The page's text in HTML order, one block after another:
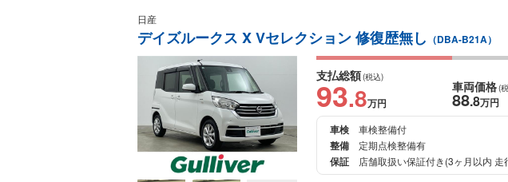
日産
デイズルークス X Vセレクション 修復歴無し （DBA-B21A）
支払総額(税込)
93.8万円
車両価格(
88.8万円
車検
車検整備付
整備 定期点検整備有
保証 店舗取扱い保証付き(3ヶ月以内 走